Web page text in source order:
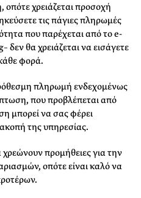
χρειάζεται προσοχή
τις πάγιες πληρωμές
που παρέχεται από το e-
θα χρειάζεται να εισάγετε
φορά.
πληρωμή ενδεχομένως
που προβλέπεται από
μπορεί να σας φέρει
της υπηρεσίας.
προμήθειες για την
οπότε είναι καλό να